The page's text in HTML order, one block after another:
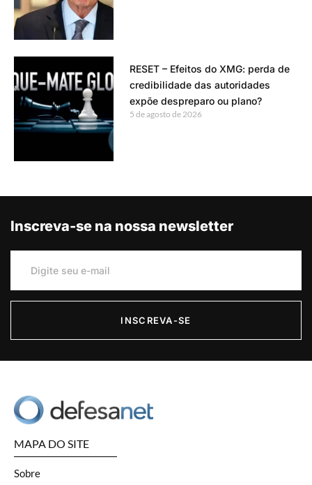
RESET – Efeitos do XMG: perda de
credibilidade das autoridades
expõe despreparo ou plano?
5 de agosto de 2026
Inscreva-se na nossa newsletter
INSCREVA-SE
MAPA DO SITE
Sobre